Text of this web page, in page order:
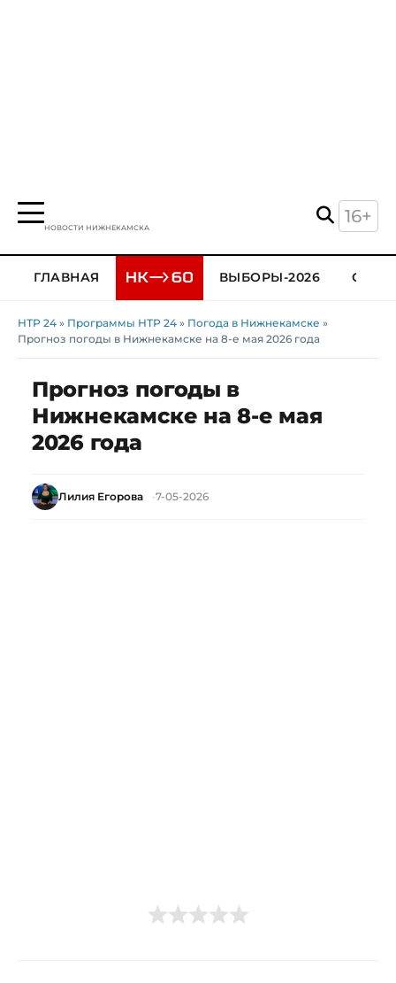
НОВОСТИ НИЖНЕКАМСКА
16+
ГЛАВНАЯ ВЫБОРЫ-2026
НТР 24 » Программы НТР 24 » Погода в Нижнекамске »
Прогноз погоды в Нижнекамске на 8-е мая 2026 года
Прогноз погоды в
Нижнекамске на 8-е мая
2026 года
Лилия Егорова 7-05-2026